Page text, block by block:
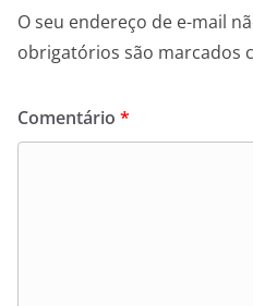
O seu endereço de e-mail
obrigatórios são marcados
Comentário *